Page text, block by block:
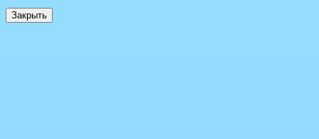
Закрыть